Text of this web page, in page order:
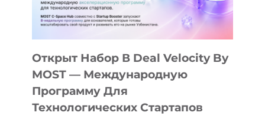
ДАЛ
30
ПОДРОСТКАМ
БИЛЕТ
В
ПРЕДПРИНИМАТЕЛЬСТВО
Открыт Набор В Deal Velocity By
MOST — Международную
Программу Для
Технологических Стартапов